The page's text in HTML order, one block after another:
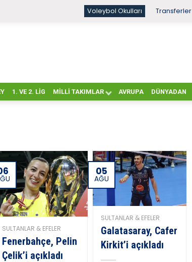
Voleybol Okulları Transferler
1. VE 2. LIG MILLI TAKIMLAR AVRUPA DÜNYADAN
SULTANLAR & EFELER
Fenerbahçe, Pelin
Çelik’i açıkladı
05
AĞU
SULTANLAR & EFELER
Galatasaray, Cafer
Kirkit’i açıkladı